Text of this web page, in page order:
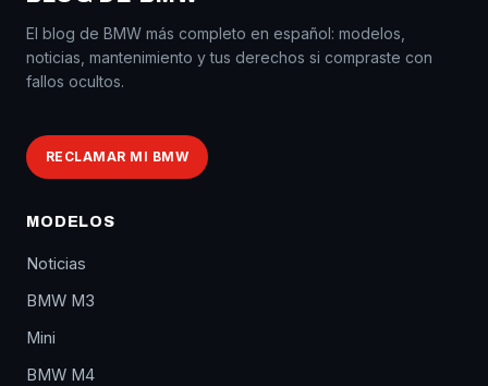
El blog de BMW más completo en español: modelos,
noticias, mantenimiento y tus derechos si compraste con
fallos ocultos.
RECLAMAR MI BMW
MODELOS
Noticias
BMW M3
Mini
BMW M4